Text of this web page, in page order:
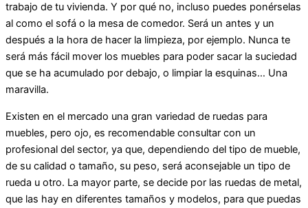
trabajo de tu vivienda. Y por qué no, incluso puedes ponérselas
al como el sofá o la mesa de comedor. Será un antes y un
después a la hora de hacer la limpieza, por ejemplo. Nunca te
será más fácil mover los muebles para poder sacar la suciedad
que se ha acumulado por debajo, o limpiar la esquinas… Una
maravilla.
Existen en el mercado una gran variedad de ruedas para
muebles, pero ojo, es recomendable consultar con un
profesional del sector, ya que, dependiendo del tipo de mueble,
de su calidad o tamaño, su peso, será aconsejable un tipo de
rueda u otro. La mayor parte, se decide por las ruedas de metal,
que las hay en diferentes tamaños y modelos, para que puedas